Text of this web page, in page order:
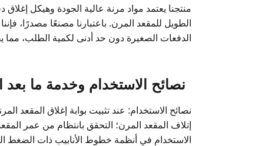
منتجنا يعتمد مواد مرنة عالية الجودة وهيكل
الطويل للمقعد المرن. باعتبارنا مصنعًا مصدرًا،
الدفعات الصغيرة دون حد أدنى لكمية الطلب، مما
نصائح الاستخدام وخدمة ما بعد
نصائح الاستخدام: عند تثبيت بوابة إغلاق المقعد
إتلاف المقعد المرن؛ التحقق بانتظام من عمر
الاستخدام في أنظمة خطوط الأنابيب ذات الضغط